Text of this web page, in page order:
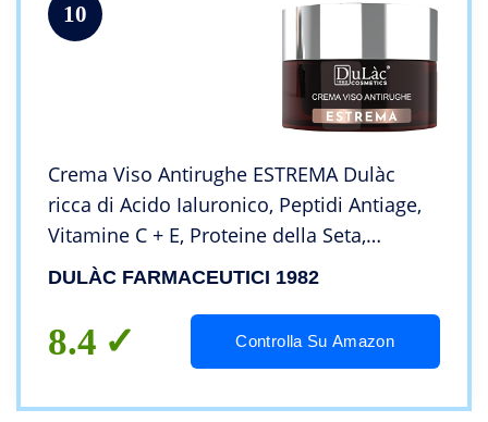
10
Crema Viso Antirughe ESTREMA Dulàc
ricca di Acido Ialuronico, Peptidi Antiage,
Vitamine C + E, Proteine della Seta,
Principi Attivi Rimpolpanti e Rassodanti
DULÀC FARMACEUTICI 1982
8.4 Controlla Su Amazon